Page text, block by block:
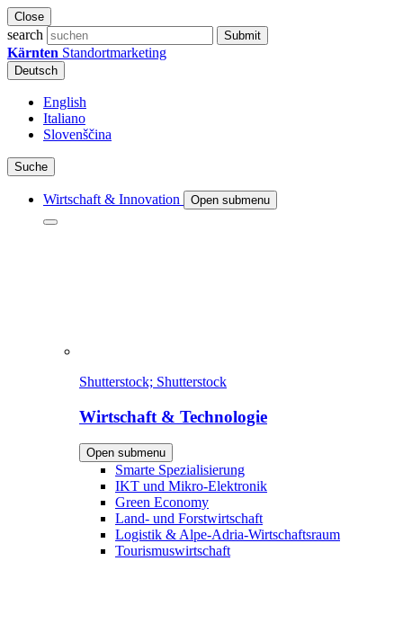
Close
search Submit
Kärnten Standortmarketing
Deutsch
English
Italiano
Slovenščina
Suche
Wirtschaft & Innovation Open submenu
Shutterstock; Shutterstock
Wirtschaft & Technologie
Open submenu
Smarte Spezialisierung
IKT und Mikro-Elektronik
Green Economy
Land- und Forstwirtschaft
Logistik & Alpe-Adria-Wirtschaftsraum
Tourismuswirtschaft